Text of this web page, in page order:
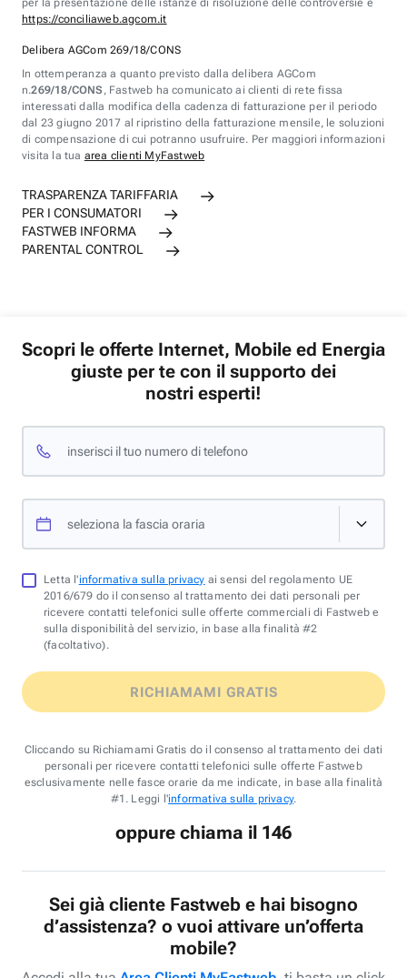
per la presentazione delle istanze di risoluzione delle controversie è
https://conciliaweb.agcom.it
Delibera AGCom 269/18/CONS
In ottemperanza a quanto previsto dalla delibera AGCom
n.269/18/CONS , Fastweb ha comunicato ai clienti di rete fissa
interessati dalla modifica della cadenza di fatturazione per il periodo
dal 23 giugno 2017 al ripristino della fatturazione mensile, le soluzioni
di compensazione di cui potranno usufruire. Per maggiori informazioni
visita la tua area clienti MyFastweb
TRASPARENZA TARIFFARIA
PER I CONSUMATORI
FASTWEB INFORMA
PARENTAL CONTROL
Scopri le offerte Internet, Mobile ed Energia
giuste per te con il supporto dei
nostri esperti!
inserisci il tuo numero di telefono
seleziona la fascia oraria
Letta l'informativa sulla privacy ai sensi del regolamento UE
2016/679 do il consenso al trattamento dei dati personali per
ricevere contatti telefonici sulle offerte commerciali di Fastweb e
sulla disponibilità del servizio, in base alla finalità #2
(facoltativo).
RICHIAMAMI GRATIS
Cliccando su Richiamami Gratis do il consenso al trattamento dei dati
personali per ricevere contatti telefonici sulle offerte Fastweb
esclusivamente nelle fasce orarie da me indicate, in base alla finalità
#1. Leggi l'informativa sulla privacy.
oppure chiama il 146
Sei già cliente Fastweb e hai bisogno
d’assistenza? o vuoi attivare un’offerta
mobile?